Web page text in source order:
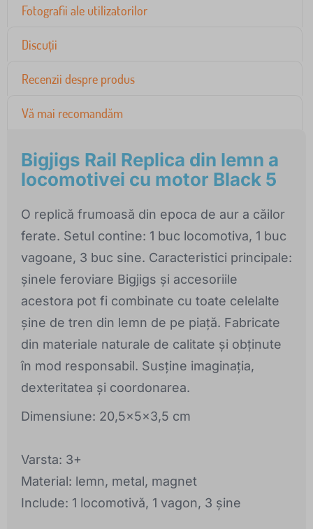
Fotografii ale utilizatorilor
Discuții
Recenzii despre produs
Vă mai recomandăm
Bigjigs Rail Replica din lemn a
locomotivei cu motor Black 5
O replică frumoasă din epoca de aur a căilor
ferate. Setul contine: 1 buc locomotiva, 1 buc
vagoane, 3 buc sine. Caracteristici principale:
șinele feroviare Bigjigs și accesoriile
acestora pot fi combinate cu toate celelalte
șine de tren din lemn de pe piață. Fabricate
din materiale naturale de calitate și obținute
în mod responsabil. Susține imaginația,
dexteritatea și coordonarea.
Dimensiune: 20,5x5x3,5 cm
Varsta: 3+
Material: lemn, metal, magnet
Include: 1 locomotivă, 1 vagon, 3 șine